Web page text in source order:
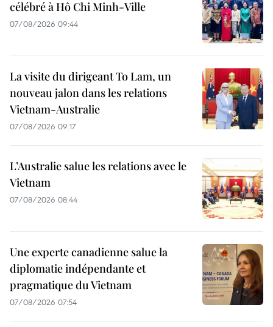
célébré à Hô Chi Minh-Ville
07/08/2026 09:44
La visite du dirigeant To Lam, un
nouveau jalon dans les relations
Vietnam-Australie
07/08/2026 09:17
L’Australie salue les relations avec le
Vietnam
07/08/2026 08:44
Une experte canadienne salue la
diplomatie indépendante et
pragmatique du Vietnam
07/08/2026 07:54